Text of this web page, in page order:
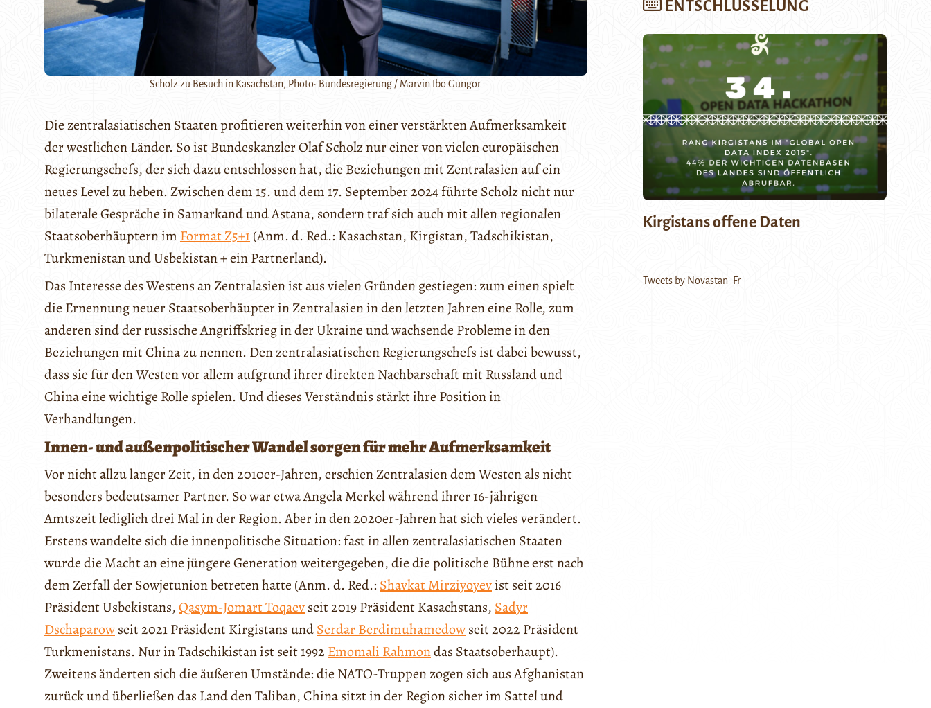
Scholz zu Besuch in Kasachstan, Photo: Bundesregierung / Marvin Ibo Güngör.
Die zentralasiatischen Staaten profitieren weiterhin von einer verstärkten Aufmerksamkeit
der westlichen Länder. So ist Bundeskanzler Olaf Scholz nur einer von vielen europäischen
Regierungschefs, der sich dazu entschlossen hat, die Beziehungen mit Zentralasien auf ein
neues Level zu heben. Zwischen dem 15. und dem 17. September 2024 führte Scholz nicht nur
bilaterale Gespräche in Samarkand und Astana, sondern traf sich auch mit allen regionalen
Staatsoberhäuptern imFormat Z5+1(Anm. d. Red.: Kasachstan, Kirgistan, Tadschikistan,
Turkmenistan und Usbekistan + ein Partnerland).
Das Interesse des Westens an Zentralasien ist aus vielen Gründen gestiegen: zum einen spielt
die Ernennung neuer Staatsoberhäupter in Zentralasien in den letzten Jahren eine Rolle, zum
anderen sind der russische Angriffskrieg in der Ukraine und wachsende Probleme in den
Beziehungen mit China zu nennen. Den zentralasiatischen Regierungschefs ist dabei bewusst,
dass sie für den Westen vor allem aufgrund ihrer direkten Nachbarschaft mit Russland und
China eine wichtige Rolle spielen. Und dieses Verständnis stärkt ihre Position in
Verhandlungen.
Innen- und außenpolitischer Wandel sorgen für mehr Aufmerksamkeit
Vor nicht allzu langer Zeit, in den 2010er-Jahren, erschien Zentralasien dem Westen als nicht
besonders bedeutsamer Partner. So war etwa Angela Merkel während ihrer 16-jährigen
Amtszeit lediglich drei Mal in der Region. Aber in den 2020er-Jahren hat sich vieles verändert.
Erstens wandelte sich die innenpolitische Situation: fast in allen zentralasiatischen Staaten
wurde die Macht an eine jüngere Generation weitergegeben, die die politische Bühne erst nach
dem Zerfall der Sowjetunion betreten hatte (Anm. d. Red.:Shavkat Mirziyoyevist seit 2016
Präsident Usbekistans,Qasym-Jomart Toqaevseit 2019 Präsident Kasachstans,Sadyr
Dschaparowseit 2021 Präsident Kirgistans undSerdar Berdimuhamedowseit 2022 Präsident
Turkmenistans. Nur in Tadschikistan ist seit 1992Emomali Rahmondas Staatsoberhaupt).
Zweitens änderten sich die äußeren Umstände: die NATO-Truppen zogen sich aus Afghanistan
zurück und überließen das Land den Taliban, China sitzt in der Region sicher im Sattel und
ENTSCHLÜSSELUNG
Kirgistans offene Daten
Tweets by Novastan_Fr